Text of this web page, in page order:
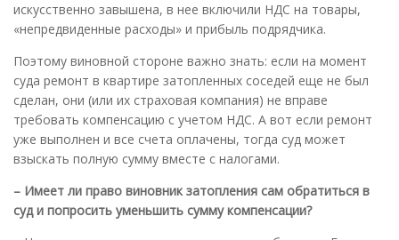
искусственно завышена, в нее включили НДС на товары,
«непредвиденные расходы» и прибыль подрядчика.
Поэтому виновной стороне важно знать: если на момент
суда ремонт в квартире затопленных соседей еще не был
сделан, они (или их страховая компания) не вправе
требовать компенсацию с учетом НДС. А вот если ремонт
уже выполнен и все счета оплачены, тогда суд может
взыскать полную сумму вместе с налогами.
– Имеет ли право виновник затопления сам обратиться в
суд и попросить уменьшить сумму компенсации?